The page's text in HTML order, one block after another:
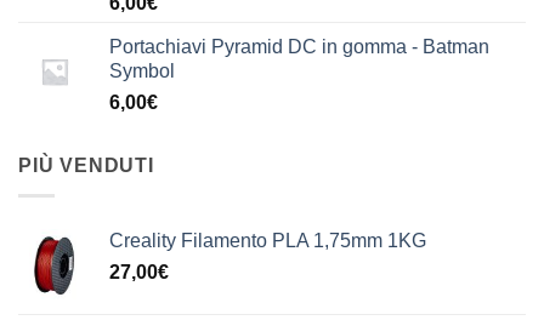
Portachiavi Pyramid DC in gomma - Batman
Symbol
6,00€
PIÙ VENDUTI
Creality Filamento PLA 1,75mm 1KG
27,00€